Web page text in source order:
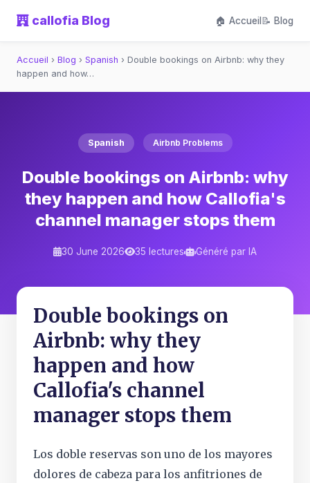
callofia Blog 🏠 Accueil📝 Blog
Accueil › Blog › Spanish › Double bookings on Airbnb: why they
happen and how…
Spanish Airbnb Problems
Double bookings on Airbnb: why
they happen and how Callofia's
channel manager stops them
30 June 2026 35 lectures Généré par IA
Double bookings on
Airbnb: why they
happen and how
Callofia's channel
manager stops them
Los doble reservas son uno de los mayores
dolores de cabeza para los anfitriones de